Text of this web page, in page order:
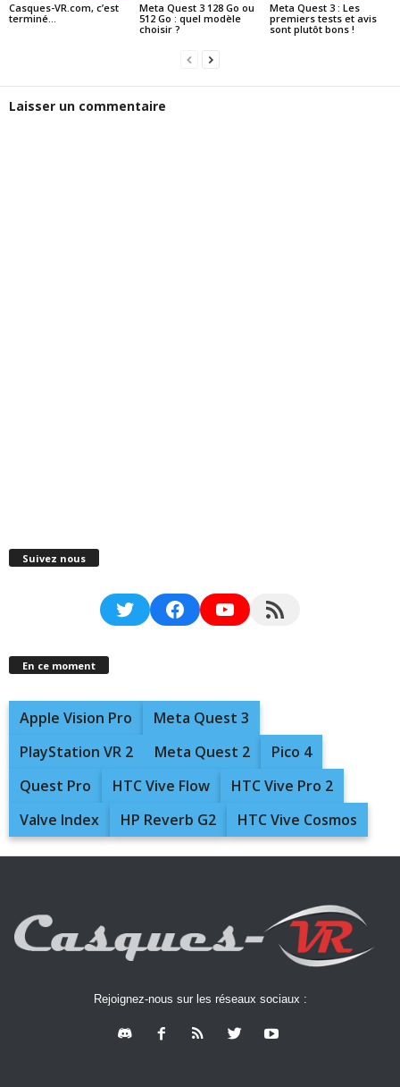
Casques-VR.com, c’est
terminé…
Meta Quest 3 128 Go ou
512 Go : quel modèle
choisir ?
Meta Quest 3 : Les
premiers tests et avis
sont plutôt bons !
Laisser un commentaire
Suivez nous
TwitterFacebookYouTubeRSS Feed
En ce moment
Apple Vision Pro
Meta Quest 3
PlayStation VR 2
Meta Quest 2
Pico 4
Quest Pro
HTC Vive Flow
HTC Vive Pro 2
Valve Index
HP Reverb G2 HTC Vive Cosmos
Rejoignez-nous sur les réseaux sociaux :